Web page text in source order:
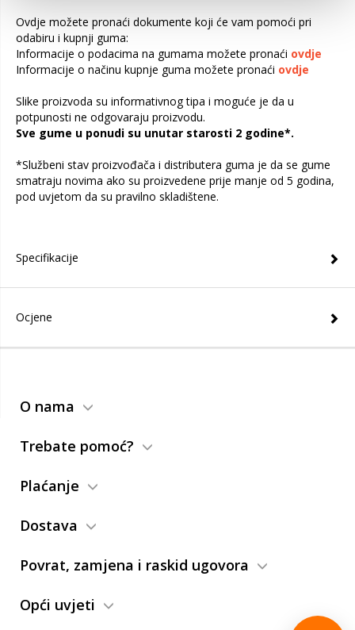
Ovdje možete pronaći dokumente koji će vam pomoći pri
odabiru i kupnji guma:
Informacije o podacima na gumama možete pronaći ovdje
Informacije o načinu kupnje guma možete pronaći ovdje
Slike proizvoda su informativnog tipa i moguće je da u
potpunosti ne odgovaraju proizvodu.
Sve gume u ponudi su unutar starosti 2 godine*.
*Službeni stav proizvođača i distributera guma je da se gume
smatraju novima ako su proizvedene prije manje od 5 godina,
pod uvjetom da su pravilno skladištene.
Specifikacije
Ocjene
O nama
Trebate pomoć?
Plaćanje
Dostava
Povrat, zamjena i raskid ugovora
Opći uvjeti